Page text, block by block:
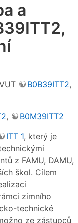
a
B0B39ITT2,
,
B0M39ITT2
ITT 1, který je
z FAMU, DAMU,
škol. Cílem
zimního
technické
ze zástupců